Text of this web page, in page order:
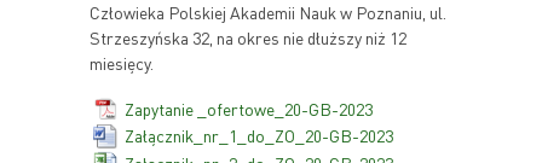
Człowieka Polskiej Akademii Nauk w Poznaniu, ul.
Strzeszyńska 32, na okres nie dłuższy niż 12
miesięcy.
Zapytanie _ofertowe_20-GB-2023
Załącznik_nr_1_do_ZO_20-GB-2023